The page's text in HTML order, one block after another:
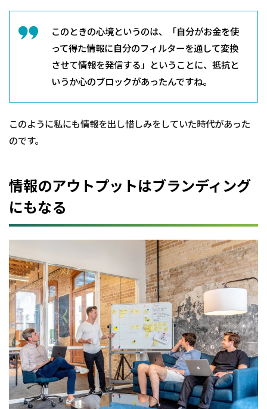
はし
ない
こと
２：
ノウ
上で
てき
人を
イア
ント
にす
3
ま
ず
は
相
手
に
知
このときの心境というのは、「自分がお金を使
って得た情報に自分のフィルターを通して変換
させて情報を発信する」ということに、抵抗と
いうか心のブロックがあったんですね。
このように私にも情報を出し惜しみをしていた時代があった
のです。
情報のアウトプットはブランディング
にもなる